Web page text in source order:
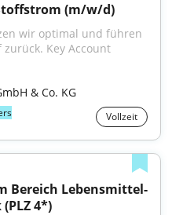
(m/w/d)
wir optimal und führen
& Co. KG
Vollzeit
Bereich Lebensmittel-
4*)